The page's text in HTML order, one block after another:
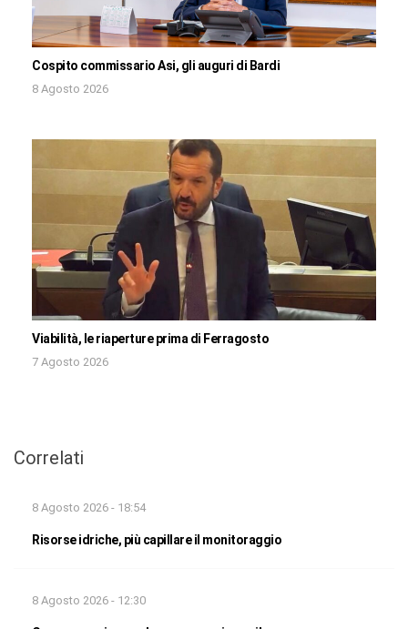
Cospito commissario Asi, gli auguri di Bardi
8 Agosto 2026
Viabilità, le riaperture prima di Ferragosto
7 Agosto 2026
Correlati
8 Agosto 2026 - 18:54
Risorse idriche, più capillare il monitoraggio
8 Agosto 2026 - 12:30